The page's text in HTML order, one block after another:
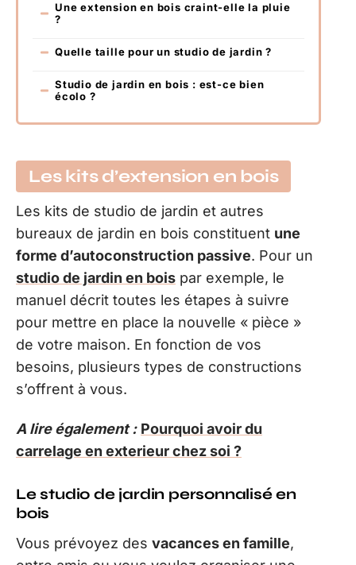
Une extension en bois craint-elle la pluie
?
Quelle taille pour un studio de jardin ?
Studio de jardin en bois : est-ce bien
écolo ?
Les kits d’extension en bois
Les kits de studio de jardin et autres
bureaux de jardin en bois constituent une
forme d’autoconstruction passive. Pour un
studio de jardin en bois par exemple, le
manuel décrit toutes les étapes à suivre
pour mettre en place la nouvelle « pièce »
de votre maison. En fonction de vos
besoins, plusieurs types de constructions
s’offrent à vous.
A lire également : Pourquoi avoir du
carrelage en exterieur chez soi ?
Le studio de jardin personnalisé en
bois
Vous prévoyez des vacances en famille,